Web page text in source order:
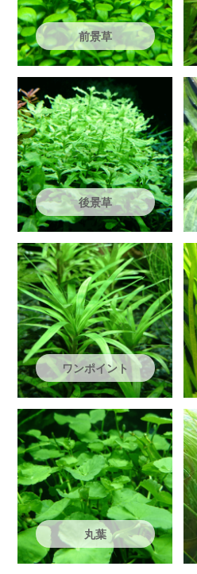
前景草
後景草
ワンポイント
丸葉